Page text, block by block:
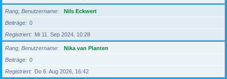
Rang, Benutzername
Nils Eckwert
Beiträge
0
Registriert
Mi 11. Sep 2024, 10:28
Rang, Benutzername
Nika van Planten
Beiträge
0
Registriert
Do 6. Aug 2026, 16:42